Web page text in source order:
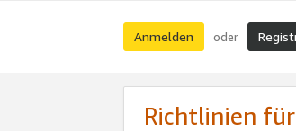
Anmelden oder
Richtlinien